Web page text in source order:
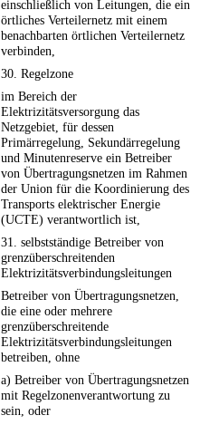
einschließlich von Leitungen, die ein
örtliches Verteilernetz mit einem
benachbarten örtlichen Verteilernetz
verbinden,
30. Regelzone
im Bereich der
Elektrizitätsversorgung das
Netzgebiet, für dessen
Primärregelung, Sekundärregelung
und Minutenreserve ein Betreiber
von Übertragungsnetzen im Rahmen
der Union für die Koordinierung des
Transports elektrischer Energie
(UCTE) verantwortlich ist,
31. selbstständige Betreiber von
grenzüberschreitenden
Elektrizitätsverbindungsleitungen
Betreiber von Übertragungsnetzen,
die eine oder mehrere
grenzüberschreitende
Elektrizitätsverbindungsleitungen
betreiben, ohne
a) Betreiber von Übertragungsnetzen
mit Regelzonenverantwortung zu
sein, oder